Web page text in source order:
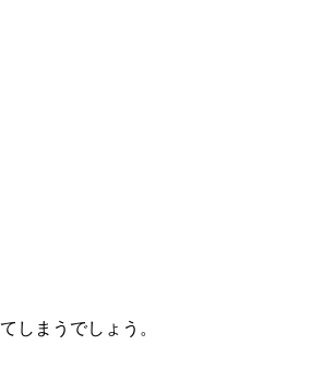
しまうでしょう。